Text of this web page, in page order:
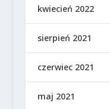
kwiecień 2022
sierpień 2021
czerwiec 2021
maj 2021